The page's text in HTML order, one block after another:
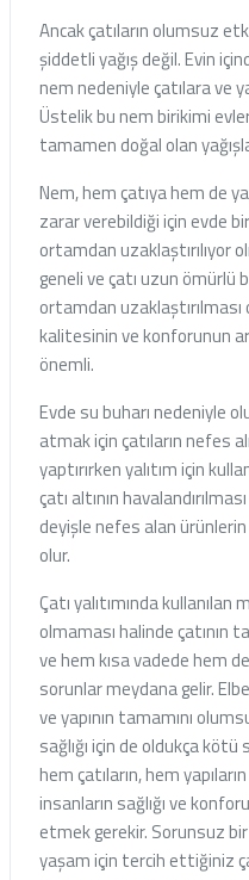
Ancak çatıların olumsuz
şiddetli yağış değil. Evin
nem nedeniyle çatılara ve
Üstelik bu nem birikimi
tamamen doğal olan
Nem, hem çatıya hem de
zarar verebildiği için evde
ortamdan uzaklaştırılıyor
geneli ve çatı uzun ömürlü
ortamdan
kalitesinin ve konforunun
önemli.
Evde su buharı nedeniyle
atmak için çatıların nefes
yaptırırken yalıtım için
çatı altının
deyişle nefes alan
olur.
Çatı yalıtımında
olmaması halinde çatının
ve hem kısa vadede hem
sorunlar meydana gelir.
ve yapının tamamını
sağlığı için de oldukça
hem çatıların, hem
insanların sağlığı ve
etmek gerekir. Sorunsuz
yaşam için tercih ettiğiniz